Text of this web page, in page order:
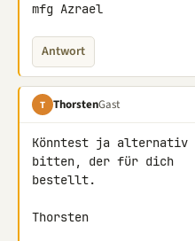
mfg Azrael
Antwort
T ThorstenGast
Könntest ja alternativ
bitten, der für dich
bestellt.
Thorsten